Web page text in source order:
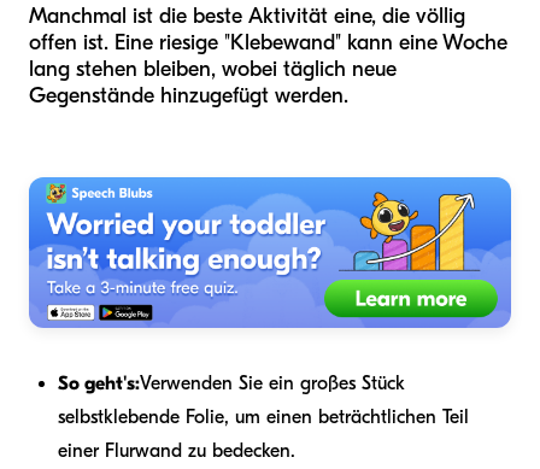
Manchmal ist die beste Aktivität eine, die völlig
offen ist. Eine riesige "Klebewand" kann eine Woche
lang stehen bleiben, wobei täglich neue
Gegenstände hinzugefügt werden.
So geht's:Verwenden Sie ein großes Stück
selbstklebende Folie, um einen beträchtlichen Teil
einer Flurwand zu bedecken.